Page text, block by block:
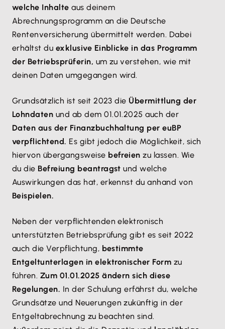
welche Inhalte aus deinem
Abrechnungsprogramm an die Deutsche
Rentenversicherung übermittelt werden. Dabei
erhältst du exklusive Einblicke in das Programm
der Betriebsprüferin, um zu verstehen, wie mit
deinen Daten umgegangen wird.
Grundsätzlich ist seit 2023 die Übermittlung der
Lohndaten und ab dem 01.01.2025 auch der
Daten aus der Finanzbuchhaltung per euBP
verpflichtend. Es gibt jedoch die Möglichkeit, sich
hiervon übergangsweise befreien zu lassen. Wie
du die Befreiung beantragst und welche
Auswirkungen das hat, erkennst du anhand von
Beispielen.
Neben der verpflichtenden elektronisch
unterstützten Betriebsprüfung gibt es seit 2022
auch die Verpflichtung, bestimmte
Entgeltunterlagen in elektronischer Form zu
führen. Zum 01.01.2025 ändern sich diese
Regelungen. In der Schulung erfährst du, welche
Grundsätze und Neuerungen zukünftig in der
Entgeltabrechnung zu beachten sind.